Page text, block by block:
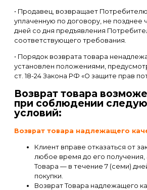
• Продавец, возвращает
уплаченную по договору, не позднее
дней со дня предъявления
соответствующего требования.
• Порядок возврата товара
установлен положениями,
ст. 18-24 Закона РФ «О защите прав
Возврат товара
при соблюдении
условий:
Возврат товара надлежащего
Клиент вправе отказаться от
любое время до его получения,
Товара — в течение 7 (семи)
покупки.
Возврат Товара надлежащего